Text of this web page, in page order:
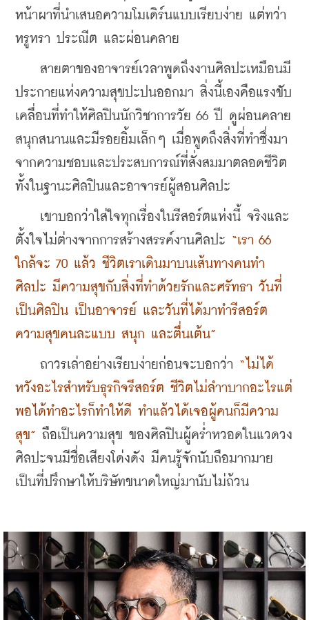
หน้าผาที่นำเสนอความโมเดิร์นแบบเรียบง่าย แต่ทว่า
หรูหรา ประณีต และผ่อนคลาย
สายตาของอาจารย์เวลาพูดถึงงานศิลปะเหมือนมี
ประกายแห่งความสุขปะปนออกมา สิ่งนี้เองคือแรงขับ
เคลื่อนที่ทำให้ศิลปินนักวิชาการวัย 66 ปี ดูผ่อนคลาย
สนุกสนานและมีรอยยิ้มเล็กๆ เมื่อพูดถึงสิ่งที่ทำซึ่งมา
จากความชอบและประสบการณ์ที่สั่งสมมาตลอดชีวิต
ทั้งในฐานะศิลปินและอาจารย์ผู้สอนศิลปะ
เขาบอกว่าใส่ใจทุกเรื่องในรีสอร์ตแห่งนี้ จริงและ
ตั้งใจไม่ต่างจากการสร้างสรรค์งานศิลปะ “เรา 66
ใกล้จะ 70 แล้ว ชีวิตเราเดินมาบนเส้นทางคนทำ
ศิลปะ มีความสุขกับสิ่งที่ทำด้วยรักและศรัทธา วันที่
เป็นศิลปิน เป็นอาจารย์ และวันที่ได้มาทำรีสอร์ต
ความสุขคนละแบบ สนุก และตื่นเต้น”
ถาวรเล่าอย่างเรียบง่ายก่อนจะบอกว่า “ไม่ได้
หวังอะไรสำหรับธุรกิจรีสอร์ต ชีวิตไม่ลำาบากอะไรแต่
พอได้ทำอะไรก็ทำให้ดี ทำแล้วได้เจอผู้คนก็มีความ
สุข” ถือเป็นความสุข ของศิลปินผู้คร่ำหวอดในแวดวง
ศิลปะจนมีชื่อเสียงโด่งดัง มีคนรู้จักนับถือมากมาย
เป็นที่ปรึกษาให้บริษัทขนาดใหญ่มานับไม่ถ้วน